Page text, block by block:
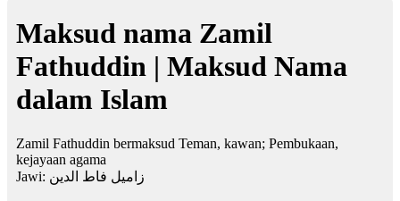
Maksud nama Zamil
Fathuddin | Maksud Nama
dalam Islam
Zamil Fathuddin bermaksud Teman, kawan; Pembukaan,
kejayaan agama
Jawi: زاميل فاط الدين